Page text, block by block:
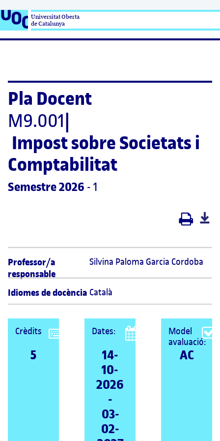
Universitat Oberta
de Catalunya
Pla Docent
M9.001
Impost sobre Societats i
Comptabilitat
Semestre 2026 - 1
Professor/a
responsable
Silvina Paloma Garcia Cordoba
Idiomes de docència Català
Crèdits
5
Dates:
14-
10-
2026
-
03-
02-
Model
avaluació:
AC